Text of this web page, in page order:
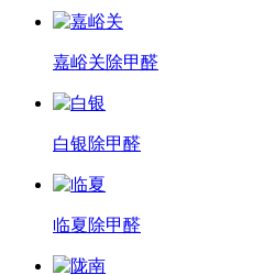
嘉峪关除甲醛
白银除甲醛
临夏除甲醛